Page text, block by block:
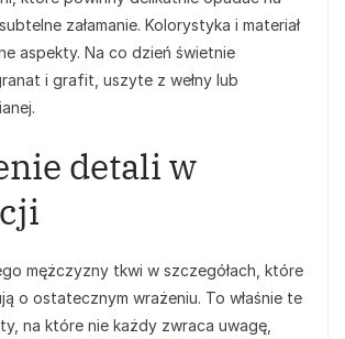
załamanie. Kolorystyka i materiał
aspekty. Na co dzień świetnie
i grafit, uszyte z wełny lub
detali w
mężczyzny tkwi w szczegółach, które
o ostatecznym wrażeniu. To właśnie te
na które nie każdy zwraca uwagę,